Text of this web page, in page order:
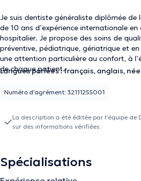
Je suis dentiste généraliste diplômée de
de 10 ans d’expérience internationale
hospitalier. Je propose des soins de
préventive, pédiatrique, gériatrique et
une attention particulière au confort, à
de chaque patient.
Langues parlées : français, anglais,
Numéro d'agrément: 32111255001
La description a été éditée par l'équipe de
sur des informations vérifiées.
Spécialisations